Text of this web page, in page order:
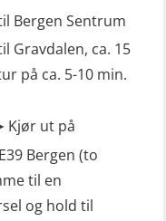
repetisjon
m/E-læring
m/E-læring
m/E-læring
fartstid 66 t
på
sikringsplikter
(LSP103)
Bergen Sentrum
Gravdalen, ca. 15
på ca. 5-10 min.
Kjør ut på
Bergen (to
til en
og hold til